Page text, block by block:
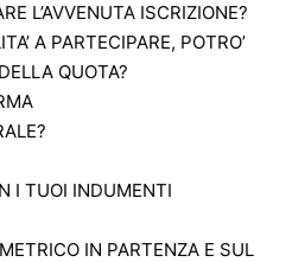
L’AVVENUTA ISCRIZIONE?
A PARTECIPARE, POTRO’
QUOTA?
I TUOI INDUMENTI
IN PARTENZA E SUL